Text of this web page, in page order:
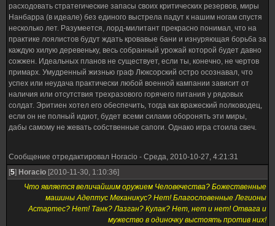
расходовать стратегические запасы своих критических резервов, миры
Нанбарра (в идеале) без единого выстрела падут к нашим ногам спустя
несколько лет. Разумеется, лорд-милитант прекрасно понимал, что на
практике лоялистов будут ждать кровавые бани и изнуряющая борьба за
каждую хилую деревеньку, весь собранный урожай которой будет давно
сожжен. Идеальных планов не существует, если ты, конечно, не чертов
примарх. Умудренный жизнью граф Люксорский остро осознавал, что
успех или неудача практически любой военной кампании зависит от
наличия или отсутствия трехразового горячего питания у рядовых
солдат. Эритиен хотел его обеспечить, тогда как вражеский полководец,
если он не полный идиот, будет всеми силами оборонять эти миры,
дабы самому не жевать собственные сапоги. Однако игра стоила свеч.
Сообщение отредактировал Horacio - Среда, 2010-10-27, 4:21:31
[5] Horacio [2010-11-30, 1:10:36]
Что является величайшим оружием Человечества? Божественные
машины Адептус Механикус? Нет! Благословенные Легионы
Астартес? Нет! Танк? Лазган? Кулак? Нет, нет и нет! Отвага и
мужество в одиночку выстоять против них!